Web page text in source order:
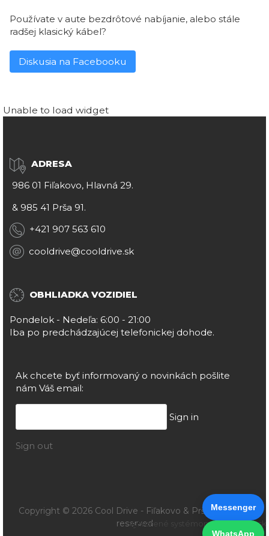
Používate v aute bezdrôtové nabíjanie, alebo stále
radšej klasický kábel?
Diskusia na Facebooku
Unable to load widget
Messenger
WhatsApp
ADRESA
986 01 Fiľakovo, Hlavná 29.
& 985 41 Prša 91.
+421 907 563 610
cooldrive@cooldrive.sk
OBHLIADKA VOZIDIEL
Pondelok - Nedeľa: 6:00 - 21:00
Iba po predchádzajúcej telefonickej dohode.
Ak chcete byť informovaný o novinkách pošlite
nám Váš email:
Sign in
Sign out
Copyright © 2026 Cool Drive - Fiľakovo & Prša. All rights
reserved
vytvorené systémom ClickEshop.sk